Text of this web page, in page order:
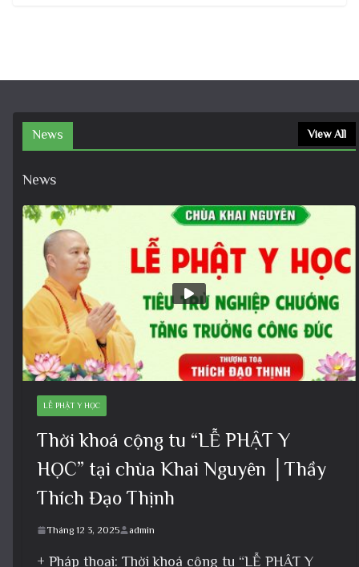
News View All
News
LỄ PHẬT Y HỌC
Thời khoá cộng tu “LỄ PHẬT Y
HỌC” tại chùa Khai Nguyên │Thầy
Thích Đạo Thịnh
Tháng 12 3, 2025 admin
+ Pháp thoại: Thời khoá cộng tu “LỄ PHẬT Y